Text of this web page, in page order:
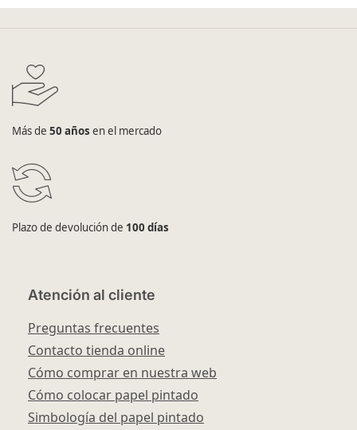
Más de 50 años en el mercado
Plazo de devolución de 100 días
Atención al cliente
Preguntas frecuentes
Contacto tienda online
Cómo comprar en nuestra web
Cómo colocar papel pintado
Simbología del papel pintado